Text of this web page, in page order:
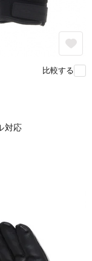
比較する
対応